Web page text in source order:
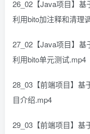
26_02【Java项目】基
利用bito加注释和清理
27_02【Java项目】基
利用bito单元测试.mp4
28_03【前端项目】基
目介绍.mp4
29_03【前端项目】基